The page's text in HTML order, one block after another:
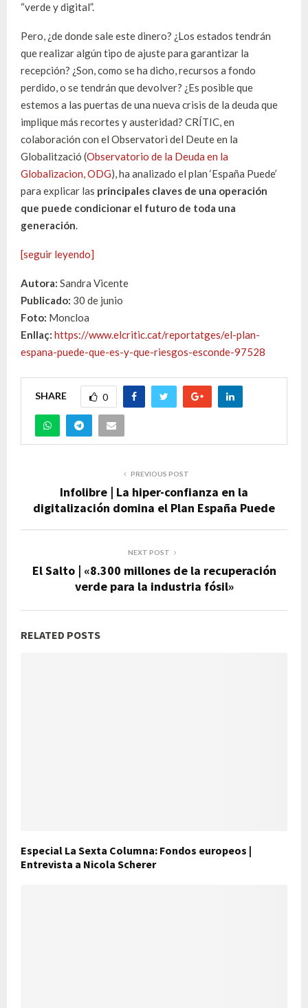
“verde y digital”.
Pero, ¿de donde sale este dinero? ¿Los estados tendrán
que realizar algún tipo de ajuste para garantizar la
recepción? ¿Son, como se ha dicho, recursos a fondo
perdido, o se tendrán que devolver? ¿Es posible que
estemos a las puertas de una nueva crisis de la deuda que
implique más recortes y austeridad? CRÍTIC, en
colaboración con el Observatori del Deute en la
Globalització (Observatorio de la Deuda en la
Globalizacion, ODG), ha analizado el plan ‘España Puede’
para explicar las principales claves de una operación
que puede condicionar el futuro de toda una
generación.
[seguir leyendo]
Autora: Sandra Vicente
Publicado: 30 de junio
Foto: Moncloa
Enllaç: https://www.elcritic.cat/reportatges/el-plan-
espana-puede-que-es-y-que-riesgos-esconde-97528
SHARE 0
PREVIOUS POST
Infolibre | La hiper-confianza en la
digitalización domina el Plan España Puede
NEXT POST
El Salto | «8.300 millones de la recuperación
verde para la industria fósil»
RELATED POSTS
Especial La Sexta Columna: Fondos europeos |
Entrevista a Nicola Scherer